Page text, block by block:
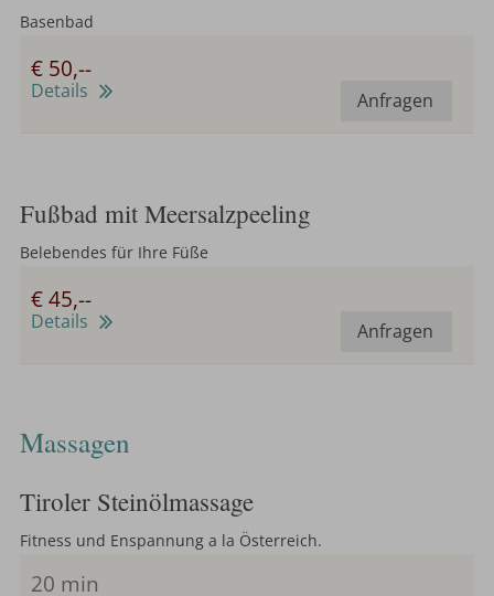
Basenbad
€ 50,--
Anfragen
Details
Fußbad mit Meersalzpeeling
Belebendes für Ihre Füße
€ 45,--
Anfragen
Details
Massagen
Tiroler Steinölmassage
Fitness und Enspannung a la Österreich.
20 min